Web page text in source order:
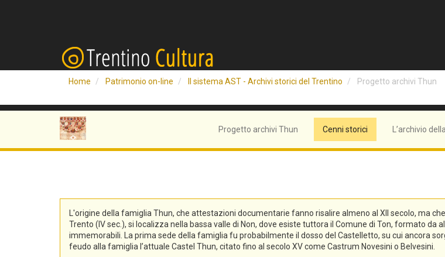
Home Patrimonio on-line Il sistema AST - Archivi storici del Trentino Progetto archivi Thun
Progetto archivi Thun Cenni storici L’archivio
L'origine della famiglia Thun, che attestazioni documentarie fanno risalire almeno al XII secolo, ma
Trento (IV sec.), si localizza nella bassa valle di Non, dove esiste tuttora il Comune di Ton, formato
immemorabili. La prima sede della famiglia fu probabilmente il dosso del Castelletto, su cui ancora
feudo alla famiglia l’attuale Castel Thun, citato fino al secolo XV come Castrum Novesini o Belvesini.